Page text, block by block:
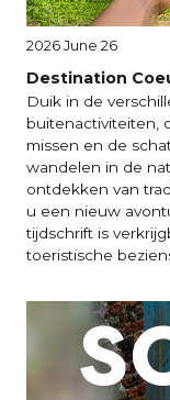
2026 June 26
Destination
Duik in de
buitenactiviteiten,
missen en de
wandelen in de
ontdekken van
u een nieuw
tijdschrift is
toeristische